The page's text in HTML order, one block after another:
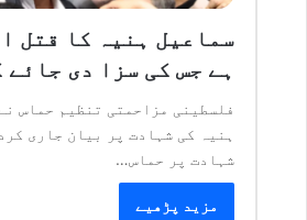
سماعیل ہنیہ کا قتل
ہے جس کی سزا دی جائے
فلسطینی مزاحمتی تنظیم حماس
ہنیہ کی شہادت پر بیان جاری
شہادت پر حماس…
مزید پڑھیے